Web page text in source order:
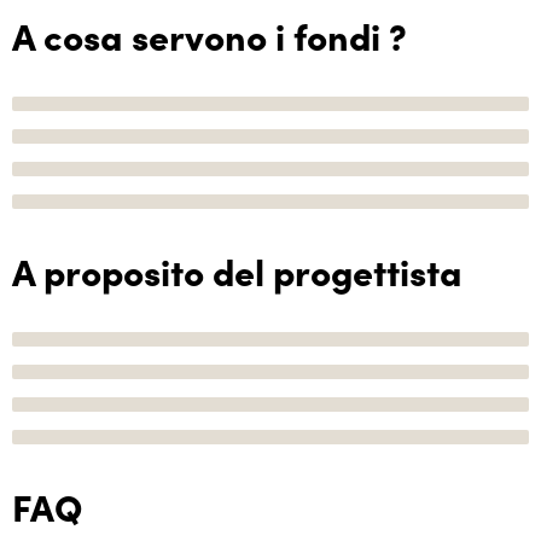
A cosa servono i fondi ?
A proposito del progettista
FAQ